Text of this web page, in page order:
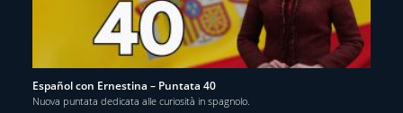
Español con Ernestina – Puntata 40
Nuova puntata dedicata alle curiosità in spagnolo.